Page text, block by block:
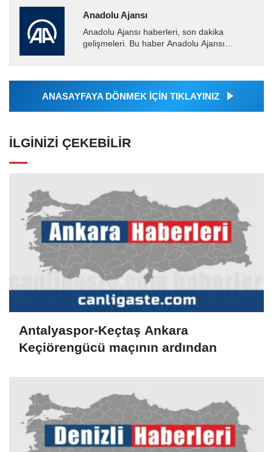
Anadolu Ajansı
Anadolu Ajansı haberleri, son dakika
gelişmeleri. Bu haber Anadolu Ajansı
tarafından geçilen tüm...
ANASAYFAYA DÖNMEK İÇİN TIKLAYINIZ
İLGINIZI ÇEKEBILIR
Antalyaspor-Keçtaş Ankara
Keçiörengücü maçının ardından